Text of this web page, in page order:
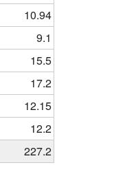
10.94
9.1
15.5
17.2
12.15
12.2
227.2